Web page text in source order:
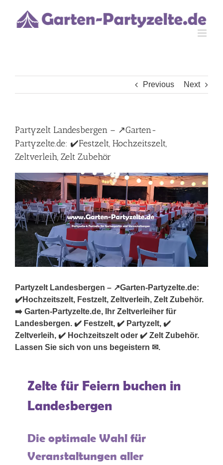
content
Previous Next
Partyzelt Landesbergen – ↗️Garten-
Partyzelte.de: ✔️Festzelt, Hochzeitszelt,
Zeltverleih, Zelt Zubehör
Partyzelt Landesbergen – ↗️Garten-Partyzelte.de:
✔️Hochzeitszelt, Festzelt, Zeltverleih, Zelt Zubehör.
➡️ Garten-Partyzelte.de, Ihr Zeltverleiher für
Landesbergen. ✔️ Festzelt, ✔️ Partyzelt, ✔️
Zeltverleih, ✔️ Hochzeitszelt oder ✔️ Zelt Zubehör.
Lassen Sie sich von uns begeistern ✉.
Zelte für Feiern buchen in
Landesbergen
Die optimale Wahl für
Veranstaltungen aller